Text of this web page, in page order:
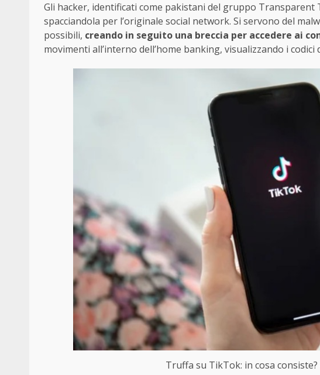
Gli hacker, identificati come pakistani del gruppo Transparent
spacciandola per l’originale social network. Si servono del
possibili, creando in seguito una breccia per accedere ai
movimenti all’interno dell’home banking, visualizzando i
Truffa su TikTok: in cosa